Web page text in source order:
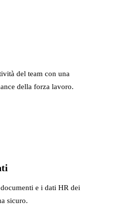
del team con una
della forza lavoro.
e i dati HR dei
sicuro.